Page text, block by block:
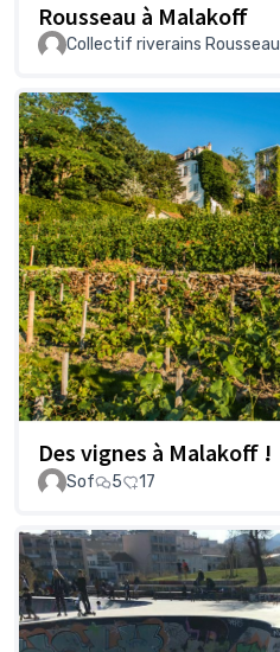
Rousseau à Malakoff
Collectif riverains Rousseau
Des vignes à Malakoff !
Sof
5 17